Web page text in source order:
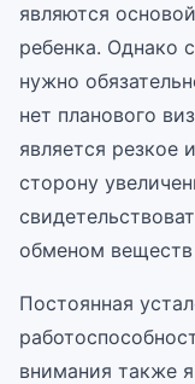
являются
ребенка. Однако
нужно
нет планового
является резкое
сторону
обменом веществ
Постоянная
внимания также